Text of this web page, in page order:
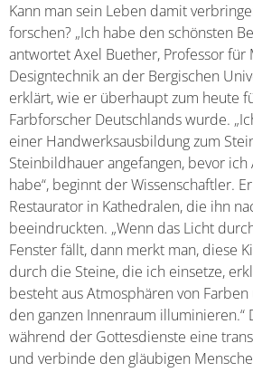
Kann man sein Leben damit
forschen? „Ich habe den schönsten
antwortet Axel Buether, Professor
Designtechnik an der Bergischen
erklärt, wie er überhaupt zum heute
Farbforscher Deutschlands wurde.
einer Handwerksausbildung zum
Steinbildhauer angefangen, bevor
habe“, beginnt der Wissenschaftler.
Restaurator in Kathedralen, die ihn
beeindruckten. „Wenn das Licht
Fenster fällt, dann merkt man, diese
durch die Steine, die ich einsetze,
besteht aus Atmosphären von
den ganzen Innenraum illuminieren.“
während der Gottesdienste eine
und verbinde den gläubigen